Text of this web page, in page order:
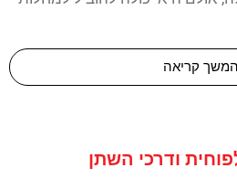
קריאה
ודרכי השתן